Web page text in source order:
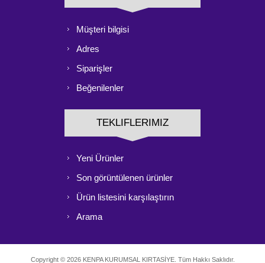
Müşteri bilgisi
Adres
Siparişler
Beğenilenler
TEKLIFLERIMIZ
Yeni Ürünler
Son görüntülenen ürünler
Ürün listesini karşılaştırın
Arama
Copyright © 2026 KENPA KURUMSAL KIRTASİYE. Tüm Hakkı Saklıdır.